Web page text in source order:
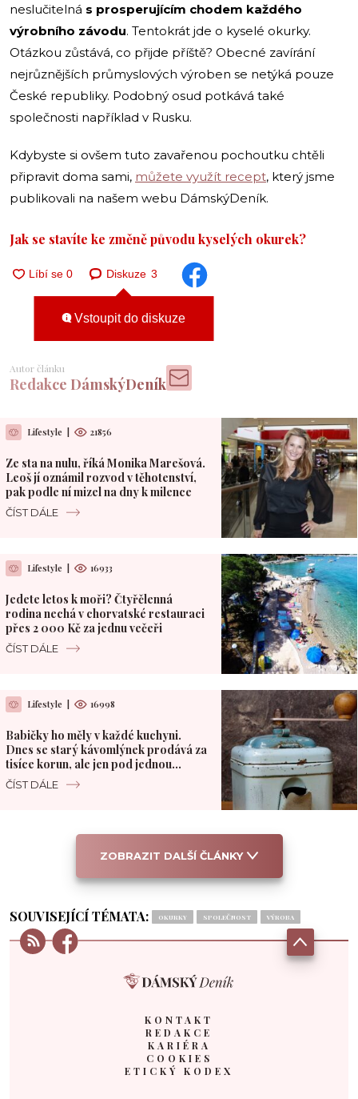
neslučitelná s prosperujícím chodem každého
výrobního závodu. Tentokrát jde o kyselé okurky.
Otázkou zůstává, co přijde příště? Obecné zavírání
nejrůznějších průmyslových výroben se netýká pouze
České republiky. Podobný osud potkává také
společnosti například v Rusku.
Kdybyste si ovšem tuto zavařenou pochoutku chtěli
připravit doma sami, můžete využít recept, který jsme
publikovali na našem webu DámskýDeník.
Jak se stavíte ke změně původu kyselých okurek?
Diskuze 3
Vstoupit do diskuze
Autor článku
Redakce DámskýDeník
Lifestyle 21856
Ze sta na nulu, říká Monika Marešová.
Leoš jí oznámil rozvod v těhotenství,
pak podle ní mizel na dny k milence
ČÍST DÁLE
Lifestyle 16933
Jedete letos k moři? Čtyřčlenná
rodina nechá v chorvatské restauraci
přes 2 000 Kč za jednu večeři
ČÍST DÁLE
Lifestyle 16998
Babičky ho měly v každé kuchyni.
Dnes se starý kávomlýnek prodává za
tisíce korun, ale jen pod jednou
podmínkou
ČÍST DÁLE
ZOBRAZIT DALŠÍ ČLÁNKY
SOUVISEJÍCÍ TÉMATA: OKURKY SPOLEČNOST VÝROBA
KONTAKT
REDAKCE
KARIÉRA
COOKIES
ETICKÝ KODEX